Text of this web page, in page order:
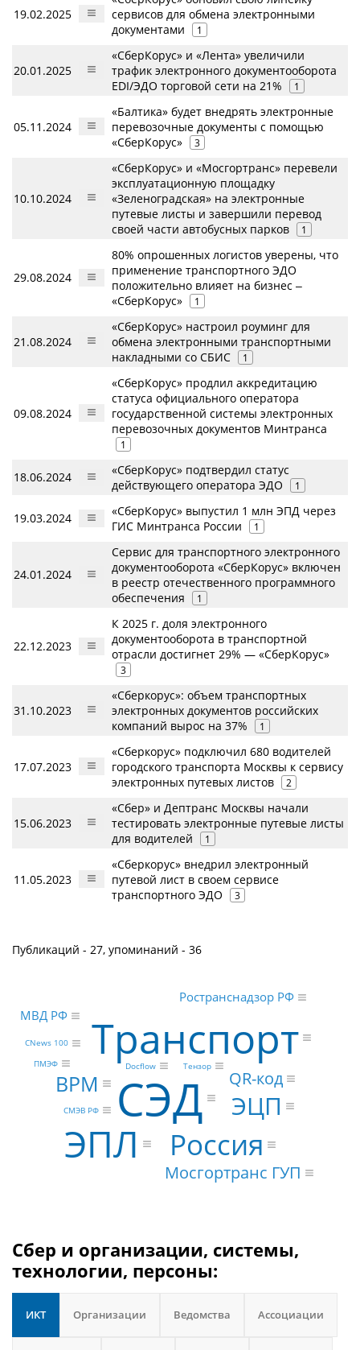
19.02.2025
сервисов для обмена электронными
документами
1
20.01.2025
«СберКорус» и «Лента» увеличили
трафик электронного документооборота
EDI/ЭДО торговой сети на 21%
1
05.11.2024
«Балтика» будет внедрять электронные
перевозочные документы с помощью
«СберКорус»
3
10.10.2024
«СберКорус» и «Мосгортранс» перевели
эксплуатационную площадку
«Зеленоградская» на электронные
путевые листы и завершили перевод
своей части автобусных парков
1
29.08.2024
80% опрошенных логистов уверены, что
применение транспортного ЭДО
положительно влияет на бизнес ‒
«СберКорус»
1
21.08.2024
«СберКорус» настроил роуминг для
обмена электронными транспортными
накладными со СБИС
1
09.08.2024
«СберКорус» продлил аккредитацию
статуса официального оператора
государственной системы электронных
перевозочных документов Минтранса
1
18.06.2024
«СберКорус» подтвердил статус
действующего оператора ЭДО
1
19.03.2024
«СберКорус» выпустил 1 млн ЭПД через
ГИС Минтранса России
1
24.01.2024
Сервис для транспортного электронного
документооборота «СберКорус» включен
в реестр отечественного программного
обеспечения
1
22.12.2023
К 2025 г. доля электронного
документооборота в транспортной
отрасли достигнет 29% ― «СберКорус»
3
31.10.2023
«Сберкорус»: объем транспортных
электронных документов российских
компаний вырос на 37%
1
17.07.2023
«Сберкорус» подключил 680 водителей
городского транспорта Москвы к сервису
электронных путевых листов
2
15.06.2023
«Сбер» и Дептранс Москвы начали
тестировать электронные путевые листы
для водителей
1
11.05.2023
«Сберкорус» внедрил электронный
путевой лист в своем сервисе
транспортного ЭДО
3
Публикаций - 27, упоминаний - 36
СЭД
Транспорт
ЭПЛ Россия
ЭЦП
BPM
Мосгортранс ГУП
QR-код
Ространснадзор РФ
МВД РФ
Тензор
СМЭВ РФ
CNews 100
ПМЭФ
Docflow
Сбер и организации, системы,
технологии, персоны:
ИКТ Организации Ведомства Ассоциации